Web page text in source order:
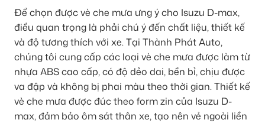
Để chọn được vè che mưa ưng ý cho Isuzu D-max,
điều quan trọng là phải chú ý đến chất liệu, thiết kế
và độ tương thích với xe. Tại Thành Phát Auto,
chúng tôi cung cấp các loại vè che mưa được làm từ
nhựa ABS cao cấp, có độ dẻo dai, bền bỉ, chịu được
va đập và không bị phai màu theo thời gian. Thiết kế
vè che mưa được đúc theo form zin của Isuzu D-
max, đảm bảo ôm sát thân xe, tạo nên vẻ ngoài liền